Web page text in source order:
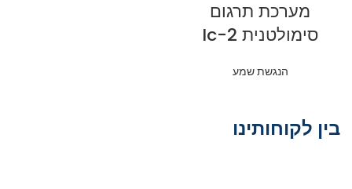
מערכת תרגום
סימולטנית Ic-2
הנגשת שמע
בין לקוחותינו